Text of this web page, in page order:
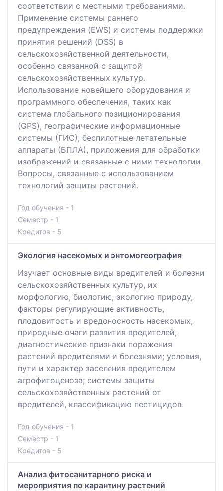
соответствии с местными требованиями.
Применение системы раннего
предупреждения (EWS) и системы поддержки
принятия решений (DSS) в
сельскохозяйственной деятельности,
особенно связанной с защитой
сельскохозяйственных культур.
Использование новейшего оборудования и
программного обеспечения, таких как
система глобального позиционирования
(GPS), географические информационные
системы (ГИС), беспилотные летательные
аппараты (БПЛА), приложения для обработки
изображений и связанные с ними технологии.
Вопросы, связанные с использованием
технологий защиты растений.
Год обучения - 1
Семестр - 1
Кредитов - 5
Экология насекомых и энтомогеография
Изучает основные виды вредителей и болезни
сельскохозяйственных культур, их
морфологию, биологию, экологию природу,
факторы регулирующие активность,
плодовитость и вредоносность насекомых,
природные очаги развития вредителей,
диагностические признаки поражения
растений вредителями и болезнями; условия,
пути и характер заселения вредителем
агрофитоценоза; системы защиты
сельскохозяйственных растений от
вредителей, классификацию пестицидов.
Год обучения - 1
Семестр - 1
Кредитов - 5
Анализ фитосанитарного риска и
мероприятия по карантину растений